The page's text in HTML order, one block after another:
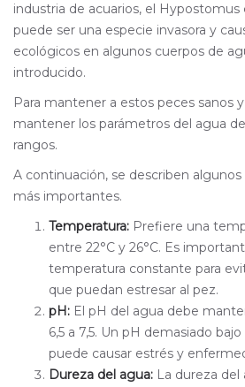
industria de acuarios, el
puede ser una especie invasora y
ecológicos en algunos cuerpos de
introducido.
Para mantener a estos peces sanos
mantener los parámetros del agua
rangos.
A continuación, se describen
más importantes.
Temperatura: Prefiere una
entre 22°C y 26°C. Es
temperatura constante para
que puedan estresar al pez.
pH: El pH del agua debe
6,5 a 7,5. Un pH demasiado
puede causar estrés y
Dureza del agua: La dureza